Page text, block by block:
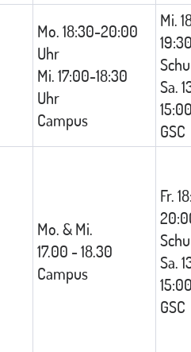
Mo. 18:30-20:00
Uhr
Mi. 17:00-18:30
Uhr
Campus
Mi.
Sa.
GSC
Mo. & Mi.
17.00 - 18.30
Campus
Fr.
Sa.
GSC